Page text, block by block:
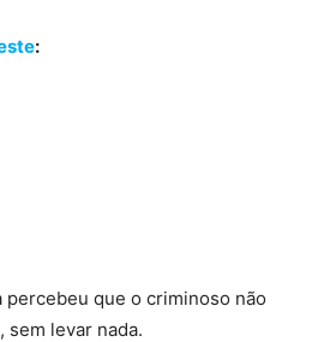
:
percebeu que o criminoso não
sem levar nada.